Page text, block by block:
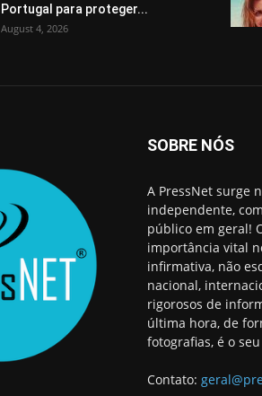
Portugal para proteger...
August 4, 2026
SOBRE NÓS
A PressNet surge
independente,
público em geral!
importância vital
infirmativa, não
nacional,
rigorosos de
última hora, de
fotografias, é o
Contato: